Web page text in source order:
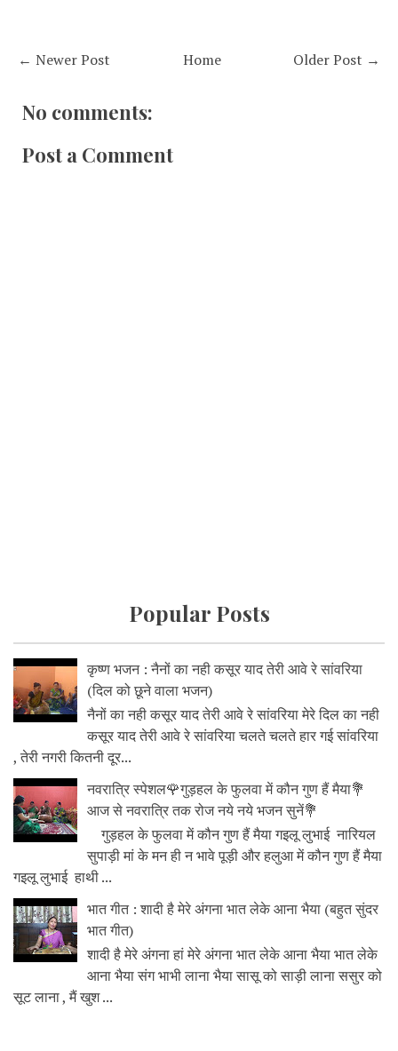
← Newer Post Older Post →
Home
No comments:
Post a Comment
Popular Posts
कृष्ण भजन : नैनों का नही कसूर याद तेरी आवे रे सांवरिया
(दिल को छूने वाला भजन)
नैनों का नही कसूर याद तेरी आवे रे सांवरिया मेरे दिल का नही
कसूर याद तेरी आवे रे सांवरिया चलते चलते हार गई सांवरिया
, तेरी नगरी कितनी दूर...
नवरात्रि स्पेशल🌹गुड़हल के फुलवा में कौन गुण हैं मैया💐
आज से नवरात्रि तक रोज नये नये भजन सुनें💐
गुड़हल के फुलवा में कौन गुण हैं मैया गइलू लुभाई नारियल
सुपाड़ी मां के मन ही न भावे पूड़ी और हलुआ में कौन गुण हैं मैया
गइलू लुभाई हाथी ...
भात गीत : शादी है मेरे अंगना भात लेके आना भैया (बहुत सुंदर
भात गीत)
शादी है मेरे अंगना हां मेरे अंगना भात लेके आना भैया भात लेके
आना भैया संग भाभी लाना भैया सासू को साड़ी लाना ससुर को
सूट लाना , मैं खुश ...